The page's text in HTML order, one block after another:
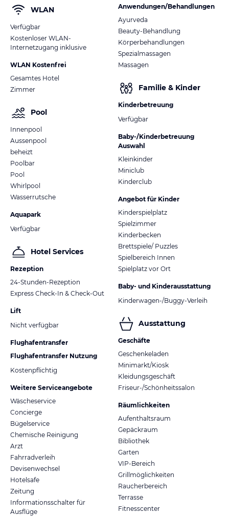
WLAN
Verfügbar
Kostenloser WLAN-
Internetzugang inklusive
WLAN Kostenfrei
Gesamtes Hotel
Zimmer
Pool
Innenpool
Aussenpool
beheizt
Poolbar
Pool
Whirlpool
Wasserrutsche
Aquapark
Verfügbar
Hotel Services
Rezeption
24-Stunden-Rezeption
Express Check-In & Check-Out
Lift
Nicht verfügbar
Flughafentransfer
Flughafentransfer Nutzung
Kostenpflichtig
Weitere Serviceangebote
Wäscheservice
Concierge
Bügelservice
Chemische Reinigung
Arzt
Fahrradverleih
Devisenwechsel
Hotelsafe
Zeitung
Informationsschalter für
Ausflüge
Anwendungen/Behandlungen
Ayurveda
Beauty-Behandlung
Körperbehandlungen
Spezialmassagen
Massagen
Familie & Kinder
Kinderbetreuung
Verfügbar
Baby-/Kinderbetreuung
Auswahl
Kleinkinder
Miniclub
Kinderclub
Angebot für Kinder
Kinderspielplatz
Spielzimmer
Kinderbecken
Brettspiele/ Puzzles
Spielbereich Innen
Spielplatz vor Ort
Baby- und Kinderausstattung
Kinderwagen-/Buggy-Verleih
Ausstattung
Geschäfte
Geschenkeladen
Minimarkt/Kiosk
Kleidungsgeschäft
Friseur-/Schönheitssalon
Räumlichkeiten
Aufenthaltsraum
Gepäckraum
Bibliothek
Garten
VIP-Bereich
Grillmöglichkeiten
Raucherbereich
Terrasse
Fitnesscenter